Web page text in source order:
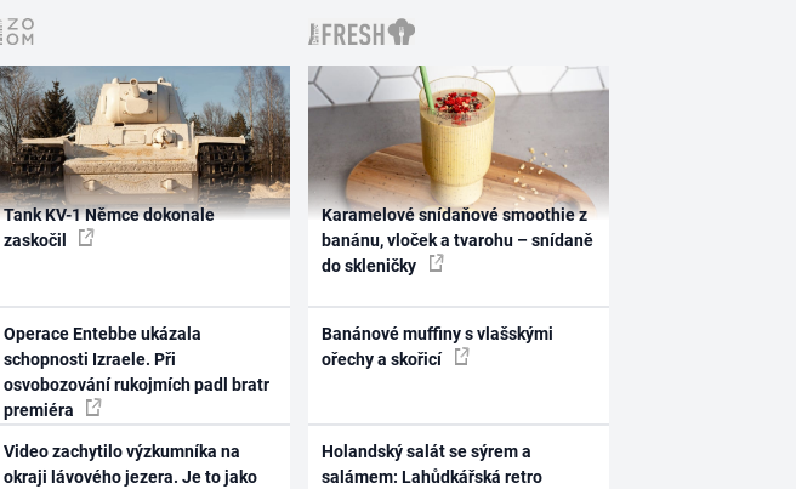
Tank KV-1 Němce dokonale
zaskočil
Operace Entebbe ukázala
schopnosti Izraele. Při
osvobozování rukojmích padl bratr
premiéra
Video zachytilo výzkumníka na
okraji lávového jezera. Je to jako
Karamelové snídaňové smoothie z
banánu, vloček a tvarohu – snídaně
do skleničky
Banánové muffiny s vlašskými
ořechy a skořicí
Holandský salát se sýrem a
salámem: Lahůdkářská retro